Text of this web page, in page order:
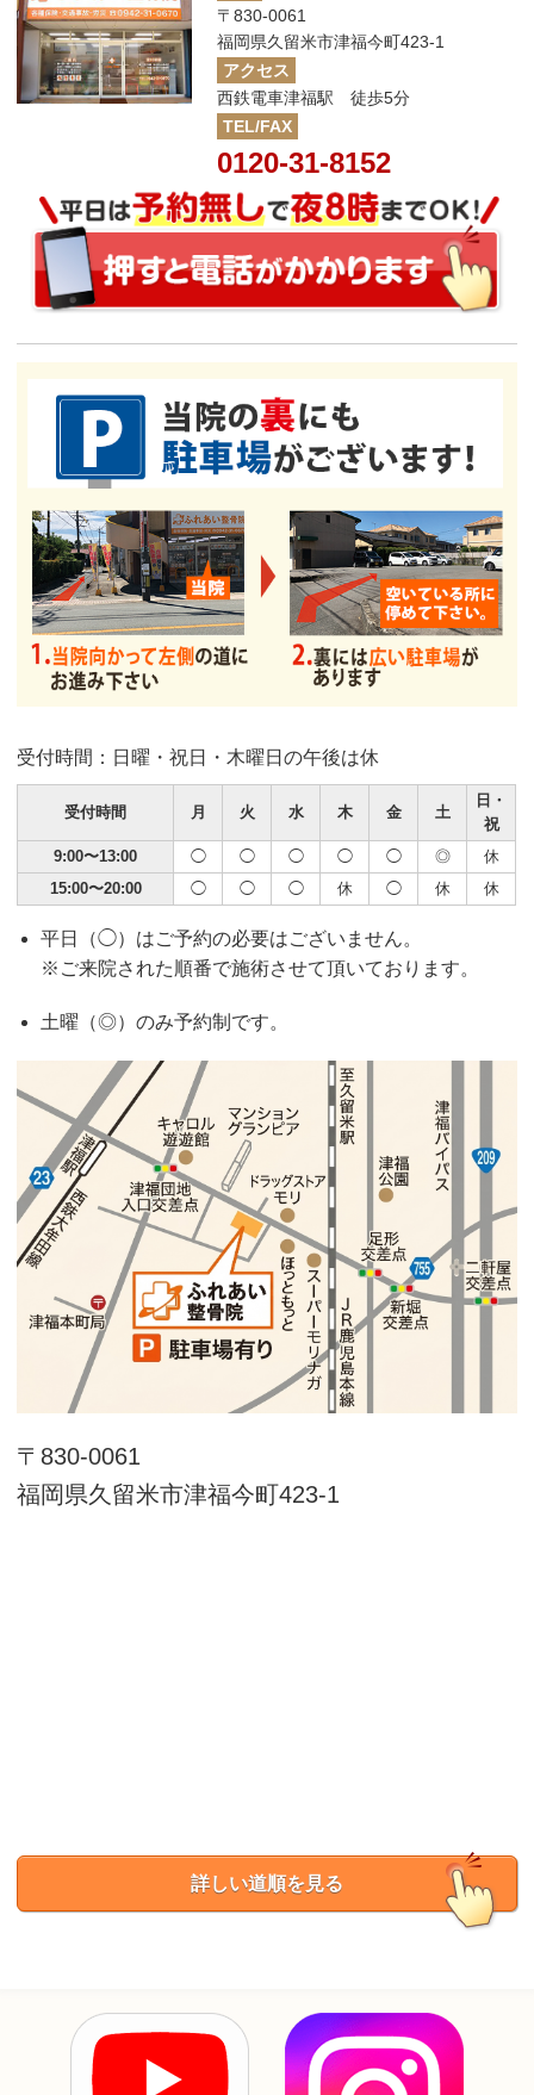
〒830-0061
福岡県久留米市津福今町423-1
アクセス
西鉄電車津福駅 徒歩5分
TEL/FAX
0120-31-8152
受付時間：日曜・祝日・木曜日の午後は休
受付時間 月 火 水 木 金 土
日・
祝
9:00〜13:00
◯ ◯ ◯ ◯ ◯ ◎
休
15:00〜20:00
◯ ◯ ◯ 休 ◯ 休 休
平日（◯）はご予約の必要はございません。
※ご来院された順番で施術させて頂いております。
土曜（◎）のみ予約制です。
〒830-0061
福岡県久留米市津福今町423-1
詳しい道順を見る